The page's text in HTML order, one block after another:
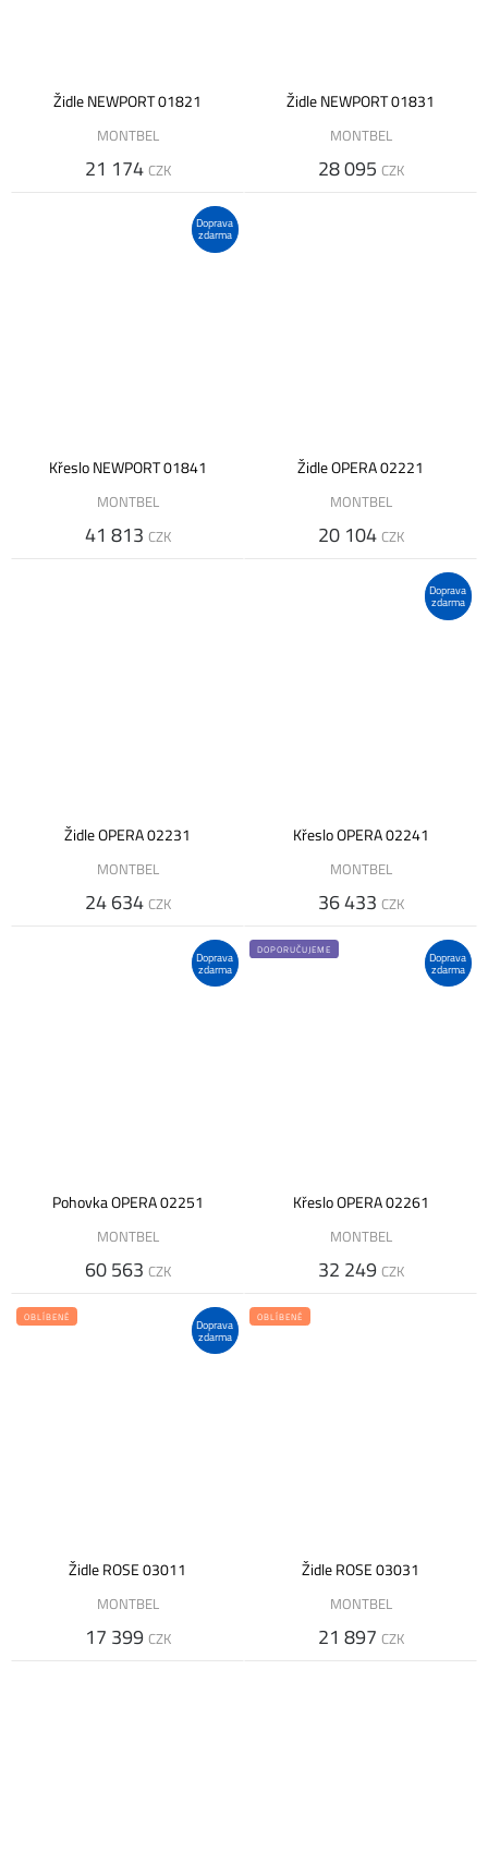
Židle NEWPORT 01821
MONTBEL
21 174 CZK
Židle NEWPORT 01831
MONTBEL
28 095 CZK
Doprava
zdarma
Křeslo NEWPORT 01841
MONTBEL
41 813 CZK
Židle OPERA 02221
MONTBEL
20 104 CZK
Židle OPERA 02231
MONTBEL
24 634 CZK
Doprava
zdarma
Křeslo OPERA 02241
MONTBEL
36 433 CZK
Doprava
zdarma
Pohovka OPERA 02251
MONTBEL
60 563 CZK
Doprava
zdarma
DOPORUČUJEME
Křeslo OPERA 02261
MONTBEL
32 249 CZK
Doprava
zdarma
OBLÍBENÉ
Židle ROSE 03011
MONTBEL
17 399 CZK
OBLÍBENÉ
Židle ROSE 03031
MONTBEL
21 897 CZK